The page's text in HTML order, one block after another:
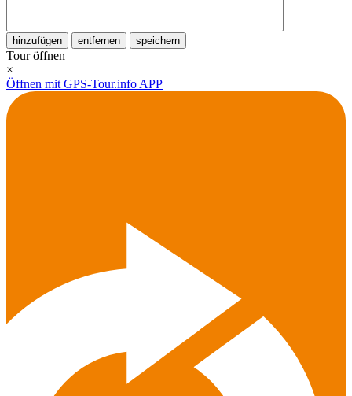
hinzufügen entfernen speichern
Tour öffnen
×
Öffnen mit GPS-Tour.info APP